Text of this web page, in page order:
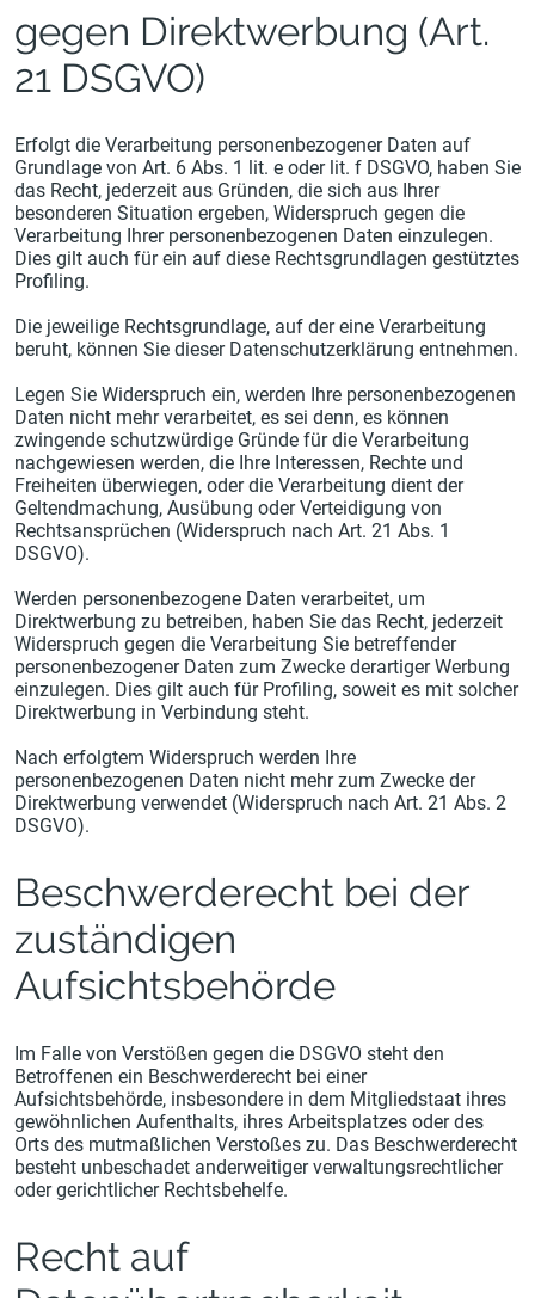
gegen Direktwerbung (Art.
21 DSGVO)
Erfolgt die Verarbeitung personenbezogener Daten auf
Grundlage von Art. 6 Abs. 1 lit. e oder lit. f DSGVO, haben Sie
das Recht, jederzeit aus Gründen, die sich aus Ihrer
besonderen Situation ergeben, Widerspruch gegen die
Verarbeitung Ihrer personenbezogenen Daten einzulegen.
Dies gilt auch für ein auf diese Rechtsgrundlagen gestütztes
Profiling.
Die jeweilige Rechtsgrundlage, auf der eine Verarbeitung
beruht, können Sie dieser Datenschutzerklärung entnehmen.
Legen Sie Widerspruch ein, werden Ihre personenbezogenen
Daten nicht mehr verarbeitet, es sei denn, es können
zwingende schutzwürdige Gründe für die Verarbeitung
nachgewiesen werden, die Ihre Interessen, Rechte und
Freiheiten überwiegen, oder die Verarbeitung dient der
Geltendmachung, Ausübung oder Verteidigung von
Rechtsansprüchen (Widerspruch nach Art. 21 Abs. 1
DSGVO).
Werden personenbezogene Daten verarbeitet, um
Direktwerbung zu betreiben, haben Sie das Recht, jederzeit
Widerspruch gegen die Verarbeitung Sie betreffender
personenbezogener Daten zum Zwecke derartiger Werbung
einzulegen. Dies gilt auch für Profiling, soweit es mit solcher
Direktwerbung in Verbindung steht.
Nach erfolgtem Widerspruch werden Ihre
personenbezogenen Daten nicht mehr zum Zwecke der
Direktwerbung verwendet (Widerspruch nach Art. 21 Abs. 2
DSGVO).
Beschwerderecht bei der
zuständigen
Aufsichtsbehörde
Im Falle von Verstößen gegen die DSGVO steht den
Betroffenen ein Beschwerderecht bei einer
Aufsichtsbehörde, insbesondere in dem Mitgliedstaat ihres
gewöhnlichen Aufenthalts, ihres Arbeitsplatzes oder des
Orts des mutmaßlichen Verstoßes zu. Das Beschwerderecht
besteht unbeschadet anderweitiger verwaltungsrechtlicher
oder gerichtlicher Rechtsbehelfe.
Recht auf